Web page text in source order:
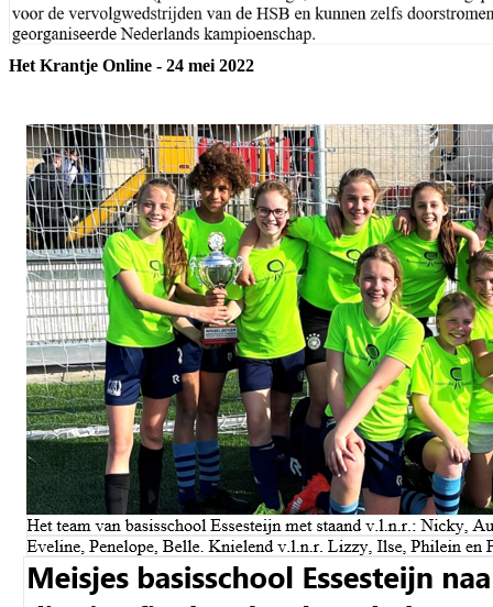
Het Krantje Online - 24 mei 2022